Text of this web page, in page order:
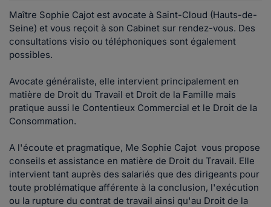
Maître Sophie Cajot est avocate à Saint-Cloud (Hauts-de-
Seine) et vous reçoit à son Cabinet sur rendez-vous. Des
consultations visio ou téléphoniques sont également
possibles.
Avocate généraliste, elle intervient principalement en
matière de Droit du Travail et Droit de la Famille mais
pratique aussi le Contentieux Commercial et le Droit de la
Consommation.
A l'écoute et pragmatique, Me Sophie Cajot vous propose
conseils et assistance en matière de Droit du Travail. Elle
intervient tant auprès des salariés que des dirigeants pour
toute problématique afférente à la conclusion, l'exécution
ou la rupture du contrat de travail ainsi qu'au Droit de la